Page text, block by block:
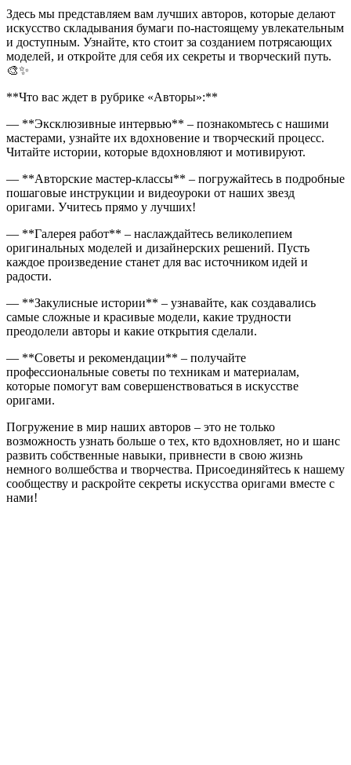
Здесь мы представляем вам лучших авторов, которые делают
искусство складывания бумаги по-настоящему увлекательным
и доступным. Узнайте, кто стоит за созданием потрясающих
моделей, и откройте для себя их секреты и творческий путь.
🎨✨
**Что вас ждет в рубрике «Авторы»:**
— **Эксклюзивные интервью** – познакомьтесь с нашими
мастерами, узнайте их вдохновение и творческий процесс.
Читайте истории, которые вдохновляют и мотивируют.
— **Авторские мастер-классы** – погружайтесь в подробные
пошаговые инструкции и видеоуроки от наших звезд
оригами. Учитесь прямо у лучших!
— **Галерея работ** – наслаждайтесь великолепием
оригинальных моделей и дизайнерских решений. Пусть
каждое произведение станет для вас источником идей и
радости.
— **Закулисные истории** – узнавайте, как создавались
самые сложные и красивые модели, какие трудности
преодолели авторы и какие открытия сделали.
— **Советы и рекомендации** – получайте
профессиональные советы по техникам и материалам,
которые помогут вам совершенствоваться в искусстве
оригами.
Погружение в мир наших авторов – это не только
возможность узнать больше о тех, кто вдохновляет, но и шанс
развить собственные навыки, привнести в свою жизнь
немного волшебства и творчества. Присоединяйтесь к нашему
сообществу и раскройте секреты искусства оригами вместе с
нами!